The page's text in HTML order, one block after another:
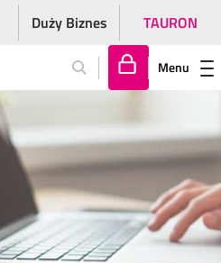
Duży Biznes TAURON
lo
gu
j
si
Menu